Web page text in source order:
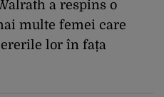
a respins o
multe femei care
lor în fața